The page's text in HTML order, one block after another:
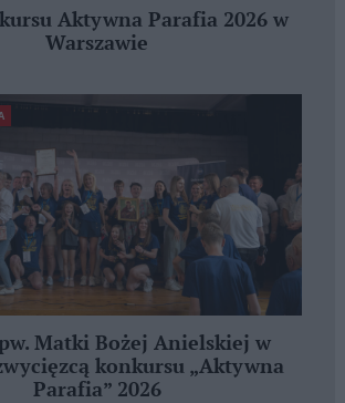
Aktywna Parafia 2026 w
Warszawie
Matki Bożej Anielskiej w
konkursu „Aktywna
Parafia” 2026